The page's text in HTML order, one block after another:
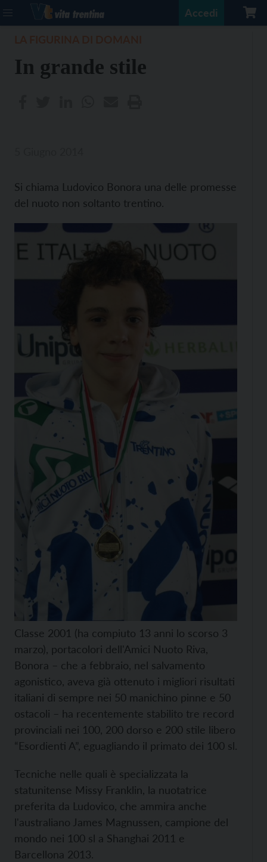
Accedi
In grande stile
Si chiama Ludovico Bonora una delle promesse
del nuoto non soltanto trentino.
Classe 2001 (ha compiuto 13 anni lo scorso 3
marzo), portacolori dell'Amici Nuoto Riva,
Bonora – che a febbraio, nel salvamento
agonistico, aveva già ottenuto i migliori risultati
italiani di sempre nei 50 manichino pinne e 50
ostacoli – ha recentemente stabilito tre record
provinciali nei 100, 200 dorso e 200 stile libero
“Esordienti A”, eguagliando il primato dei 100 sl.
Tecniche nelle quali è specializzata la
statunitense Missy Franklin, la nuotatrice
preferita da Ludovico, che ammira anche
l'australiano James Magnussen, campione del
mondo nei 100 sl a Shanghai 2011 e
Barcellona 2013.